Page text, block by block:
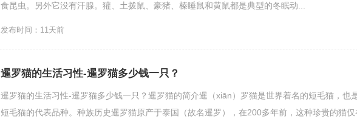
食昆虫。另外它没有汗腺。獾、土拨鼠、豪猪、榛睡鼠和黄鼠都是典型的冬眠动...
发布时间：11天前
暹罗猫的生活习性-暹罗猫多少钱一只？
暹罗猫的生活习性-暹罗猫多少钱一只？暹罗猫的简介暹（xiān）罗猫是世界着名的短毛猫，也
短毛猫的代表品种。种族历史暹罗猫原产于泰国（故名暹罗），在200多年前，这种珍贵的猫仅